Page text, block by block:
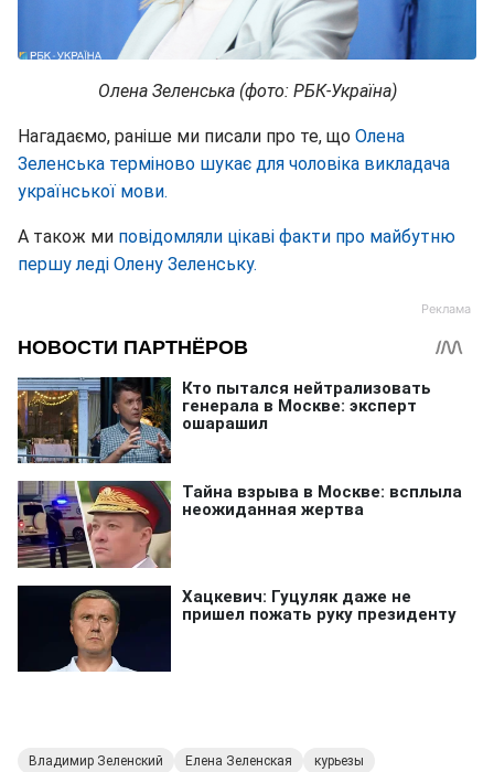
Олена Зеленська (фото: РБК-Україна)
Нагадаємо, раніше ми писали про те, що Олена
Зеленська терміново шукає для чоловіка викладача
української мови.
А також ми повідомляли цікаві факти про майбутню
першу леді Олену Зеленську.
Владимир Зеленский Елена Зеленская курьезы